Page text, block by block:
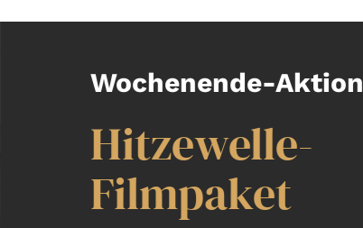
Wochenende-Aktion
Hitzewelle-
Filmpaket